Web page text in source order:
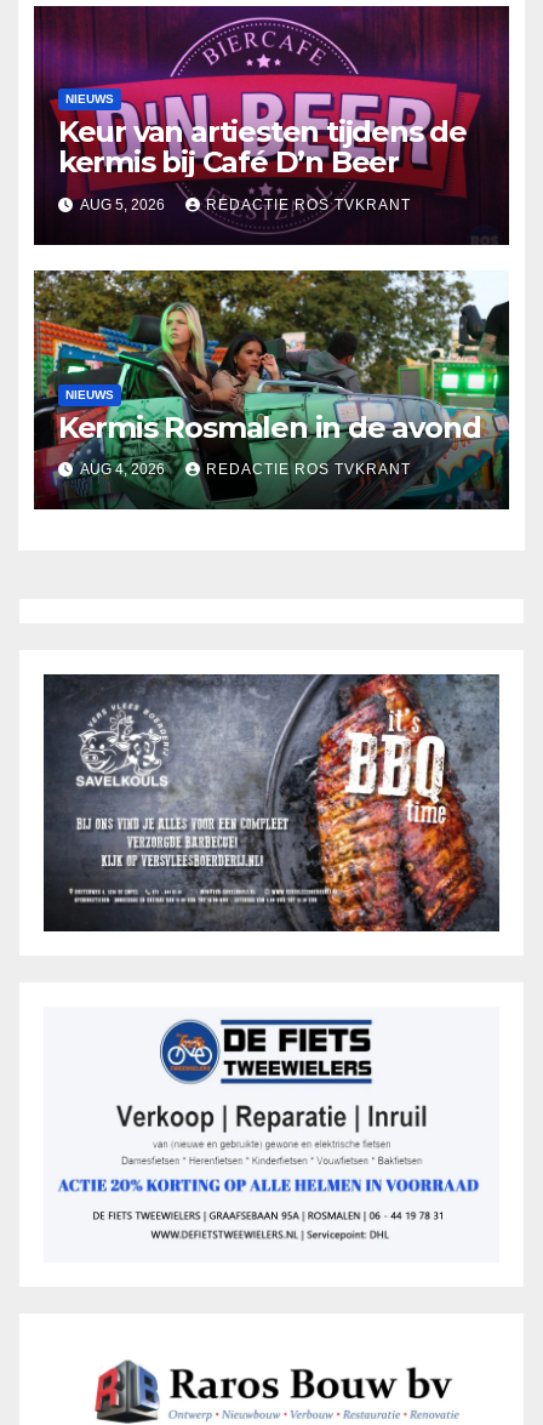
NIEUWS
Keur van artiesten tijdens de
kermis bij Café D’n Beer
AUG 5, 2026 REDACTIE ROS TVKRANT
NIEUWS
Kermis Rosmalen in de avond
AUG 4, 2026 REDACTIE ROS TVKRANT